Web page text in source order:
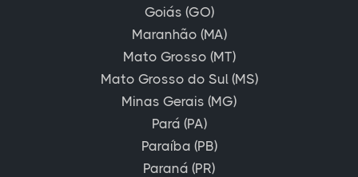
Goiás (GO)
Maranhão (MA)
Mato Grosso (MT)
Mato Grosso do Sul (MS)
Minas Gerais (MG)
Pará (PA)
Paraíba (PB)
Paraná (PR)